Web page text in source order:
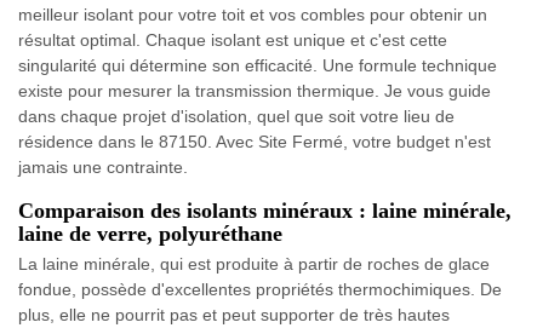
meilleur isolant pour votre toit et vos combles pour obtenir un
résultat optimal. Chaque isolant est unique et c'est cette
singularité qui détermine son efficacité. Une formule technique
existe pour mesurer la transmission thermique. Je vous guide
dans chaque projet d'isolation, quel que soit votre lieu de
résidence dans le 87150. Avec Site Fermé, votre budget n'est
jamais une contrainte.
Comparaison des isolants minéraux : laine minérale,
laine de verre, polyuréthane
La laine minérale, qui est produite à partir de roches de glace
fondue, possède d'excellentes propriétés thermochimiques. De
plus, elle ne pourrit pas et peut supporter de très hautes